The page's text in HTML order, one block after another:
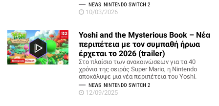
NEWS NINTENDO SWITCH 2
10/03/2026
Yoshi and the Mysterious Book – Νέα
περιπέτεια με τον συμπαθή ήρωα
έρχεται το 2026 (trailer)
Στο πλαίσιο των ανακοινώσεων για τα 40
χρόνια της σειράς Super Mario, η Nintendo
αποκάλυψε μια νέα περιπέτεια του Yoshi.
NEWS NINTENDO SWITCH 2
12/09/2025